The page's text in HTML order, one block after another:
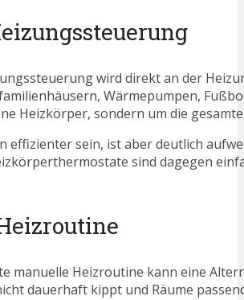
wird direkt an der
Wärmepumpen,
Heizkörper, sondern um die
effizienter sein, ist aber deutlich
sind dagegen
manuelle Heizroutine kann eine
dauerhaft kippt und Räume